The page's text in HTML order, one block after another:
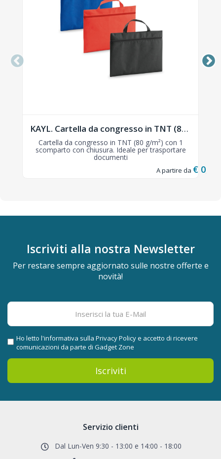
KAYL. Cartella da congresso in TNT (80 g/m²) - 92357
Cartella da congresso in TNT (80 g/m²) con 1
scomparto con chiusura. Ideale per trasportare
documenti
€ 0,52
Iscriviti alla nostra Newsletter
Per restare sempre aggiornato sulle nostre offerte e
novità!
Iscriviti
Ho letto l'informativa sulla Privacy Policye accetto di ricevere
comunicazioni da parte di Gadget Zone
Servizio clienti
Dal Lun-Ven 9:30 - 13:00 e 14:00 - 18:00